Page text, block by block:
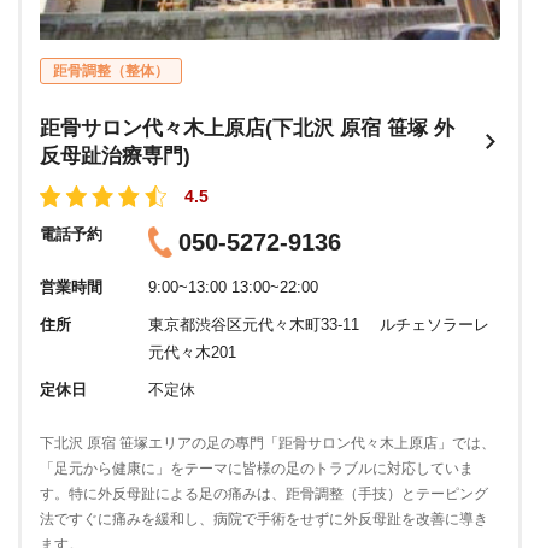
距骨調整（整体）
距骨サロン代々木上原店(下北沢 原宿 笹塚 外
反母趾治療専門)
4.5
電話予約 050-5272-9136
営業時間 9:00~13:00 13:00~22:00
住所
東京都渋谷区元代々木町33-11 ルチェソラーレ
元代々木201
定休日 不定休
下北沢 原宿 笹塚エリアの足の專門「距骨サロン代々木上原店」では、
「足元から健康に」をテーマに皆様の足のトラブルに対応していま
す。特に外反母趾による足の痛みは、距骨調整（手技）とテーピング
法ですぐに痛みを緩和し、病院で手術をせずに外反母趾を改善に導き
ます。